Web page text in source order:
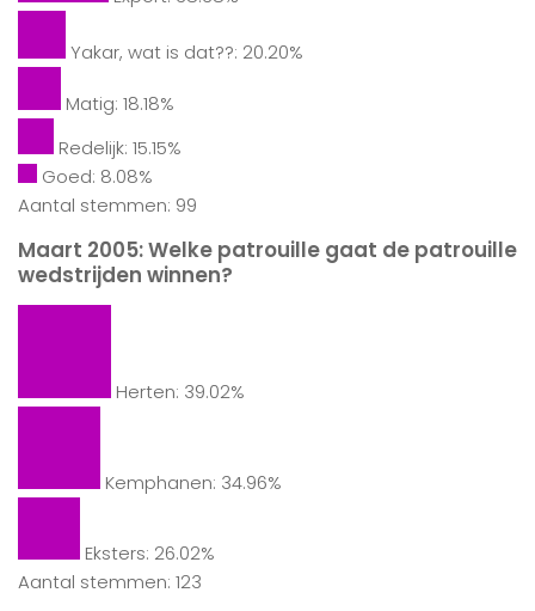
Yakar, wat is dat??: 20.20%
Matig: 18.18%
Redelijk: 15.15%
Goed: 8.08%
Aantal stemmen: 99
Maart 2005: Welke patrouille gaat de patrouille
wedstrijden winnen?
Herten: 39.02%
Kemphanen: 34.96%
Eksters: 26.02%
Aantal stemmen: 123